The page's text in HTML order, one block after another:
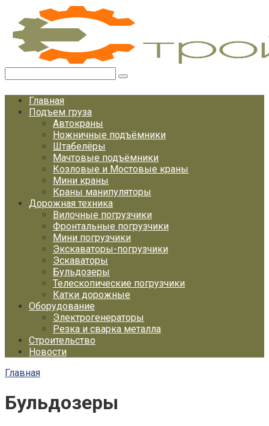
Перейти
контенту
Главная
Подъем груза
Автокраны
Ножничные подъёмники
Штабелёры
Мачтовые подъёмники
Козловые и Мостовые краны
Мини краны
Краны манипуляторы
Дорожная техника
Вилочные погрузчики
Фронтальные погрузчики
Мини погрузчики
Экскаваторы-погрузчики
Эскаваторы
Бульдозеры
Телескопические погрузчики
Катки дорожные
Оборудование
Электрогенераторы
Резка и сварка металла
Строительство
Новости
Главная
Бульдозеры